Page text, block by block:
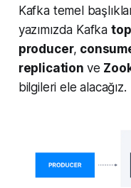
Kafka temel
yazımızda Kafka
producer,
replication ve
bilgileri ele alacağız.